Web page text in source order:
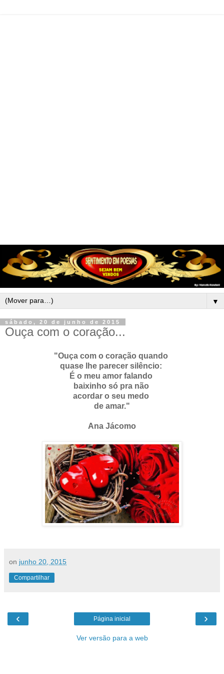
▼
sábado, 20 de junho de 2015
Ouça com o coração...
"Ouça com o coração quando
quase lhe parecer silêncio:
É o meu amor falando
baixinho só pra não
acordar o seu medo
de amar."
Ana Jácomo
on junho 20, 2015
Compartilhar
‹ ›
Página inicial
Ver versão para a web